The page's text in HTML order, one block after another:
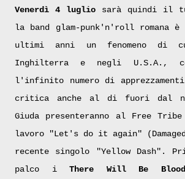
Venerdì 4 luglio sarà quindi il
la band glam-punk'n'roll romana
ultimi anni un fenomeno di
Inghilterra e negli U.S.A.,
l'infinito numero di
critica anche al di fuori dal
Giuda presenteranno al Free
lavoro "Let's do it again"
recente singolo "Yellow Dash".
palco iThere Will Be Blood